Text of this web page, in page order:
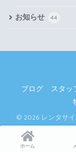
お知らせ 44
ブログ スタッ
© 2026 レンタサ
ホーム